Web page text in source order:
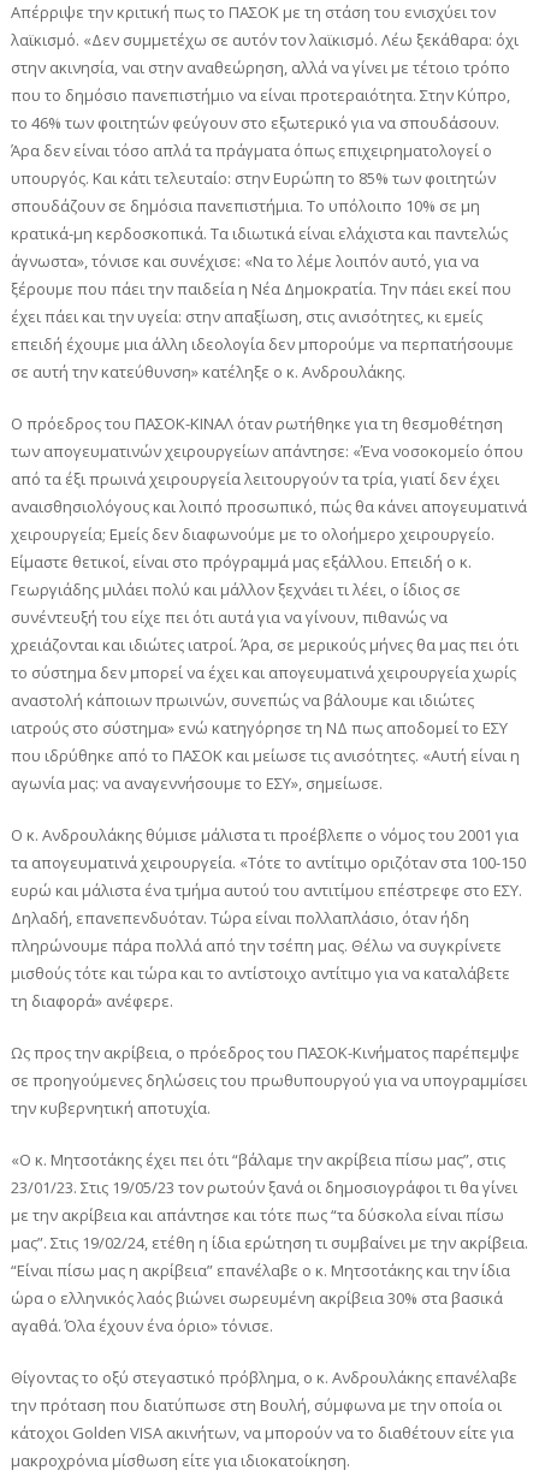
Απέρριψε την κριτική πως το ΠΑΣΟΚ με τη στάση του ενισχύει τον
λαϊκισμό. «Δεν συμμετέχω σε αυτόν τον λαϊκισμό. Λέω ξεκάθαρα: όχι
στην ακινησία, ναι στην αναθεώρηση, αλλά να γίνει με τέτοιο τρόπο
που το δημόσιο πανεπιστήμιο να είναι προτεραιότητα. Στην Κύπρο,
το 46% των φοιτητών φεύγουν στο εξωτερικό για να σπουδάσουν.
Άρα δεν είναι τόσο απλά τα πράγματα όπως επιχειρηματολογεί ο
υπουργός. Και κάτι τελευταίο: στην Ευρώπη το 85% των φοιτητών
σπουδάζουν σε δημόσια πανεπιστήμια. Το υπόλοιπο 10% σε μη
κρατικά-μη κερδοσκοπικά. Τα ιδιωτικά είναι ελάχιστα και παντελώς
άγνωστα», τόνισε και συνέχισε: «Να το λέμε λοιπόν αυτό, για να
ξέρουμε που πάει την παιδεία η Νέα Δημοκρατία. Την πάει εκεί που
έχει πάει και την υγεία: στην απαξίωση, στις ανισότητες, κι εμείς
επειδή έχουμε μια άλλη ιδεολογία δεν μπορούμε να περπατήσουμε
σε αυτή την κατεύθυνση» κατέληξε ο κ. Ανδρουλάκης.
Ο πρόεδρος του ΠΑΣΟΚ-ΚΙΝΑΛ όταν ρωτήθηκε για τη θεσμοθέτηση
των απογευματινών χειρουργείων απάντησε: «Ένα νοσοκομείο όπου
από τα έξι πρωινά χειρουργεία λειτουργούν τα τρία, γιατί δεν έχει
αναισθησιολόγους και λοιπό προσωπικό, πώς θα κάνει απογευματινά
χειρουργεία; Εμείς δεν διαφωνούμε με το ολοήμερο χειρουργείο.
Είμαστε θετικοί, είναι στο πρόγραμμά μας εξάλλου. Επειδή ο κ.
Γεωργιάδης μιλάει πολύ και μάλλον ξεχνάει τι λέει, ο ίδιος σε
συνέντευξή του είχε πει ότι αυτά για να γίνουν, πιθανώς να
χρειάζονται και ιδιώτες ιατροί. Άρα, σε μερικούς μήνες θα μας πει ότι
το σύστημα δεν μπορεί να έχει και απογευματινά χειρουργεία χωρίς
αναστολή κάποιων πρωινών, συνεπώς να βάλουμε και ιδιώτες
ιατρούς στο σύστημα» ενώ κατηγόρησε τη ΝΔ πως αποδομεί το ΕΣΥ
που ιδρύθηκε από το ΠΑΣΟΚ και μείωσε τις ανισότητες. «Αυτή είναι η
αγωνία μας: να αναγεννήσουμε το ΕΣΥ», σημείωσε.
Ο κ. Ανδρουλάκης θύμισε μάλιστα τι προέβλεπε ο νόμος του 2001 για
τα απογευματινά χειρουργεία. «Τότε το αντίτιμο οριζόταν στα 100-150
ευρώ και μάλιστα ένα τμήμα αυτού του αντιτίμου επέστρεφε στο ΕΣΥ.
Δηλαδή, επανεπενδυόταν. Τώρα είναι πολλαπλάσιο, όταν ήδη
πληρώνουμε πάρα πολλά από την τσέπη μας. Θέλω να συγκρίνετε
μισθούς τότε και τώρα και το αντίστοιχο αντίτιμο για να καταλάβετε
τη διαφορά» ανέφερε.
Ως προς την ακρίβεια, ο πρόεδρος του ΠΑΣΟΚ-Κινήματος παρέπεμψε
σε προηγούμενες δηλώσεις του πρωθυπουργού για να υπογραμμίσει
την κυβερνητική αποτυχία.
«Ο κ. Μητσοτάκης έχει πει ότι “βάλαμε την ακρίβεια πίσω μας”, στις
23/01/23. Στις 19/05/23 τον ρωτούν ξανά οι δημοσιογράφοι τι θα γίνει
με την ακρίβεια και απάντησε και τότε πως “τα δύσκολα είναι πίσω
μας”. Στις 19/02/24, ετέθη η ίδια ερώτηση τι συμβαίνει με την ακρίβεια.
“Είναι πίσω μας η ακρίβεια” επανέλαβε ο κ. Μητσοτάκης και την ίδια
ώρα ο ελληνικός λαός βιώνει σωρευμένη ακρίβεια 30% στα βασικά
αγαθά. Όλα έχουν ένα όριο» τόνισε.
Θίγοντας το οξύ στεγαστικό πρόβλημα, ο κ. Ανδρουλάκης επανέλαβε
την πρόταση που διατύπωσε στη Βουλή, σύμφωνα με την οποία οι
κάτοχοι Golden VISA ακινήτων, να μπορούν να το διαθέτουν είτε για
μακροχρόνια μίσθωση είτε για ιδιοκατοίκηση.